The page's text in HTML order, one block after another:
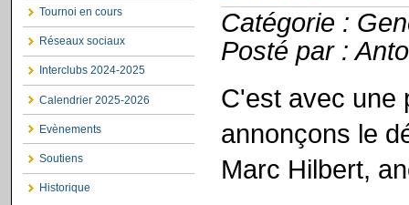
Tournoi en cours
Réseaux sociaux
Interclubs 2024-2025
Calendrier 2025-2026
Evènements
Soutiens
Historique
Catégorie :
Posté par :
C'est avec une
annonçons le
Marc Hilbert,